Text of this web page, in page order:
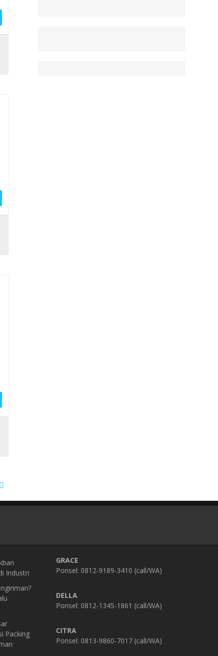
Industri
Packing
GRACE
Ponsel: 0812-9189-3410 (call/WA)
DELLA
Ponsel: 0812-1345-1861 (call/WA)
CITRA
Ponsel: 0813-9860-7017 (call/WA)